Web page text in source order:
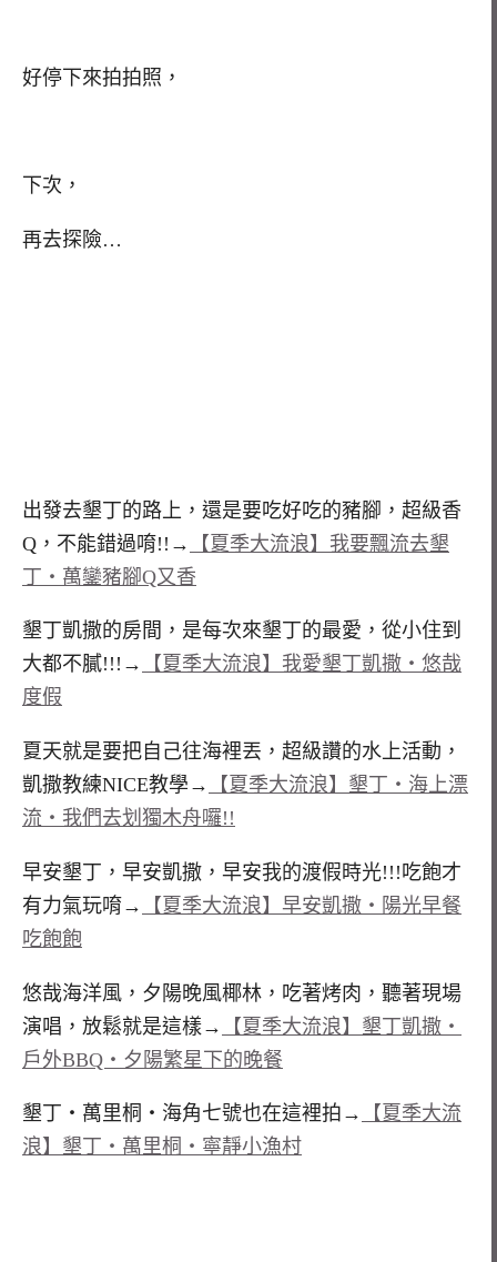
好停下來拍拍照，
下次，
再去探險…
出發去墾丁的路上，還是要吃好吃的豬腳，超級香
Q，不能錯過唷!!→
【夏季大流浪】我要飄流去墾
丁‧萬鑾豬腳Q又香
墾丁凱撒的房間，是每次來墾丁的最愛，從小住到
大都不膩!!!→
【夏季大流浪】我愛墾丁凱撒‧悠哉
度假
夏天就是要把自己往海裡丟，超級讚的水上活動，
凱撒教練NICE教學→
【夏季大流浪】墾丁‧海上漂
流‧我們去划獨木舟囉!!
早安墾丁，早安凱撒，早安我的渡假時光!!!吃飽才
有力氣玩唷→
【夏季大流浪】早安凱撒‧陽光早餐
吃飽飽
悠哉海洋風，夕陽晚風椰林，吃著烤肉，聽著現場
演唱，放鬆就是這樣→
【夏季大流浪】墾丁凱撒‧
戶外BBQ‧夕陽繁星下的晚餐
墾丁‧萬里桐‧海角七號也在這裡拍→
【夏季大流
浪】墾丁‧萬里桐‧寧靜小漁村